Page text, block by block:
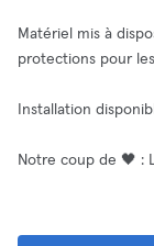
Matériel mis à
protections pour
Installation
Notre coup de 🖤 :